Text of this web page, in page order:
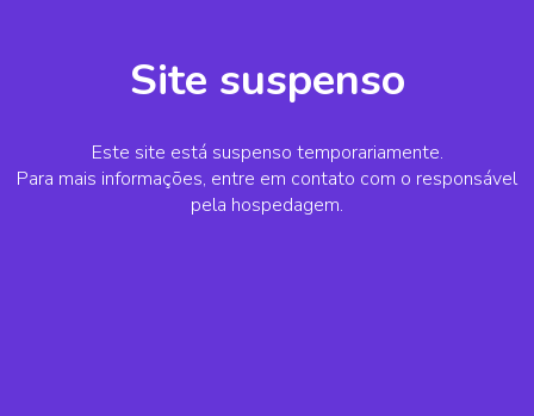
Site suspenso
Este site está suspenso temporariamente.
Para mais informações, entre em contato com o responsável
pela hospedagem.